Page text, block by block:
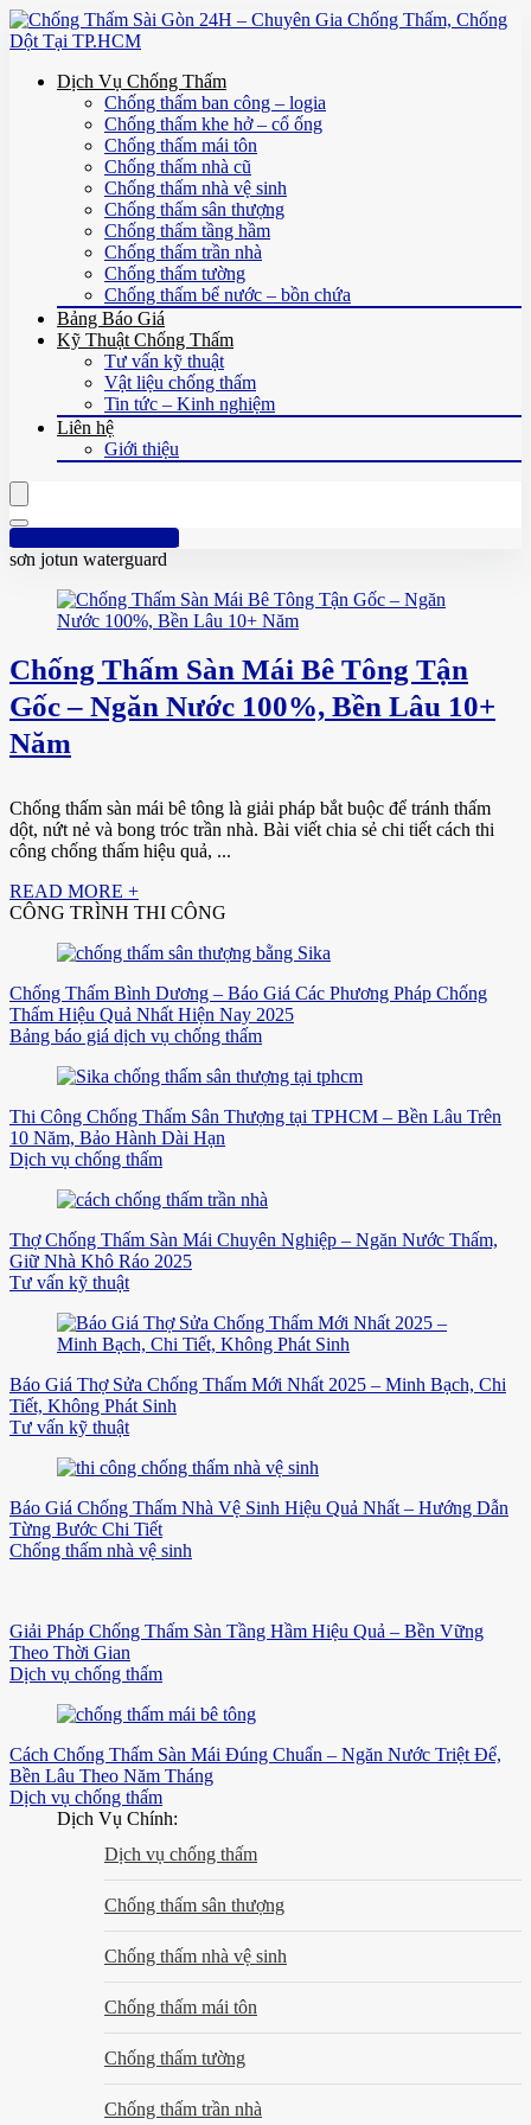
Dịch Vụ Chống Thấm
Chống thấm ban công – logia
Chống thấm khe hở – cổ ống
Chống thấm mái tôn
Chống thấm nhà cũ
Chống thấm nhà vệ sinh
Chống thấm sân thượng
Chống thấm tầng hầm
Chống thấm trần nhà
Chống thấm tường
Chống thấm bể nước – bồn chứa
Bảng Báo Giá
Kỹ Thuật Chống Thấm
Tư vấn kỹ thuật
Vật liệu chống thấm
Tin tức – Kinh nghiệm
Liên hệ
Giới thiệu
Hotline: 0961 894 472
sơn jotun waterguard
Chống Thấm Sàn Mái Bê Tông Tận
Gốc – Ngăn Nước 100%, Bền Lâu 10+
Năm
Chống thấm sàn mái bê tông là giải pháp bắt buộc để tránh thấm
dột, nứt nẻ và bong tróc trần nhà. Bài viết chia sẻ chi tiết cách thi
công chống thấm hiệu quả, ...
READ MORE +
CÔNG TRÌNH THI CÔNG
Chống Thấm Bình Dương – Báo Giá Các Phương Pháp Chống
Thấm Hiệu Quả Nhất Hiện Nay 2025
Bảng báo giá dịch vụ chống thấm
Thi Công Chống Thấm Sân Thượng tại TPHCM – Bền Lâu Trên
10 Năm, Bảo Hành Dài Hạn
Dịch vụ chống thấm
Thợ Chống Thấm Sàn Mái Chuyên Nghiệp – Ngăn Nước Thấm,
Giữ Nhà Khô Ráo 2025
Tư vấn kỹ thuật
Báo Giá Thợ Sửa Chống Thấm Mới Nhất 2025 – Minh Bạch, Chi
Tiết, Không Phát Sinh
Tư vấn kỹ thuật
Báo Giá Chống Thấm Nhà Vệ Sinh Hiệu Quả Nhất – Hướng Dẫn
Từng Bước Chi Tiết
Chống thấm nhà vệ sinh
Giải Pháp Chống Thấm Sàn Tầng Hầm Hiệu Quả – Bền Vững
Theo Thời Gian
Dịch vụ chống thấm
Cách Chống Thấm Sàn Mái Đúng Chuẩn – Ngăn Nước Triệt Để,
Bền Lâu Theo Năm Tháng
Dịch vụ chống thấm
Dịch Vụ Chính:
Dịch vụ chống thấm
Chống thấm sân thượng
Chống thấm nhà vệ sinh
Chống thấm mái tôn
Chống thấm tường
Chống thấm trần nhà